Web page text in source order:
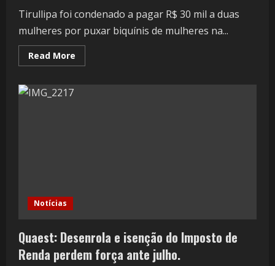
Tirullipa foi condenado a pagar R$ 30 mil a duas
mulheres por puxar biquínis de mulheres na...
Read More
Notícias
Quaest: Desenrola e isenção do Imposto de
Renda perdem força ante julho.